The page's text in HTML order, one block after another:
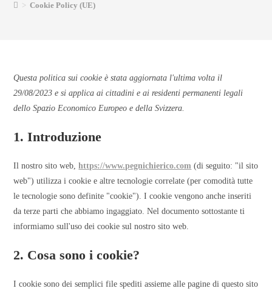
> Cookie Policy (UE)
Questa politica sui cookie è stata aggiornata l'ultima volta il
29/08/2023 e si applica ai cittadini e ai residenti permanenti legali
dello Spazio Economico Europeo e della Svizzera.
1. Introduzione
Il nostro sito web,https://www.pegnichierico.com (di seguito: "il sito
web") utilizza i cookie e altre tecnologie correlate (per comodità tutte
le tecnologie sono definite "cookie"). I cookie vengono anche inseriti
da terze parti che abbiamo ingaggiato. Nel documento sottostante ti
informiamo sull'uso dei cookie sul nostro sito web.
2. Cosa sono i cookie?
I cookie sono dei semplici file spediti assieme alle pagine di questo sito